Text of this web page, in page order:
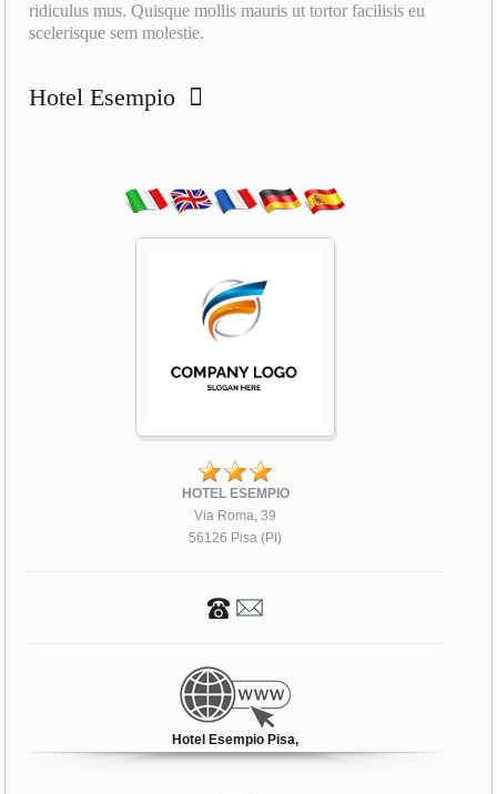
ridiculus mus. Quisque mollis mauris ut tortor facilisis eu
scelerisque sem molestie.
Hotel Esempio
HOTEL ESEMPIO
Via Roma, 39
56126 Pisa (PI)
Hotel Esempio Pisa,